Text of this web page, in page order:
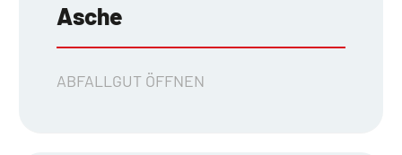
Asche
ABFALLGUT ÖFFNEN